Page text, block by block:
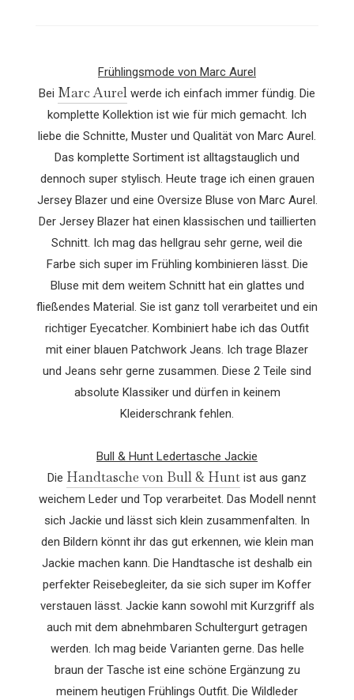
Frühlingsmode von Marc Aurel
Bei Marc Aurel werde ich einfach immer fündig. Die
komplette Kollektion ist wie für mich gemacht. Ich
liebe die Schnitte, Muster und Qualität von Marc Aurel.
Das komplette Sortiment ist alltagstauglich und
dennoch super stylisch. Heute trage ich einen grauen
Jersey Blazer und eine Oversize Bluse von Marc Aurel.
Der Jersey Blazer hat einen klassischen und taillierten
Schnitt. Ich mag das hellgrau sehr gerne, weil die
Farbe sich super im Frühling kombinieren lässt. Die
Bluse mit dem weitem Schnitt hat ein glattes und
fließendes Material. Sie ist ganz toll verarbeitet und ein
richtiger Eyecatcher. Kombiniert habe ich das Outfit
mit einer blauen Patchwork Jeans. Ich trage Blazer
und Jeans sehr gerne zusammen. Diese 2 Teile sind
absolute Klassiker und dürfen in keinem
Kleiderschrank fehlen.
Bull & Hunt Ledertasche Jackie
Die Handtasche von Bull & Hunt ist aus ganz
weichem Leder und Top verarbeitet. Das Modell nennt
sich Jackie und lässt sich klein zusammenfalten. In
den Bildern könnt ihr das gut erkennen, wie klein man
Jackie machen kann. Die Handtasche ist deshalb ein
perfekter Reisebegleiter, da sie sich super im Koffer
verstauen lässt. Jackie kann sowohl mit Kurzgriff als
auch mit dem abnehmbaren Schultergurt getragen
werden. Ich mag beide Varianten gerne. Das helle
braun der Tasche ist eine schöne Ergänzung zu
meinem heutigen Frühlings Outfit. Die Wildleder